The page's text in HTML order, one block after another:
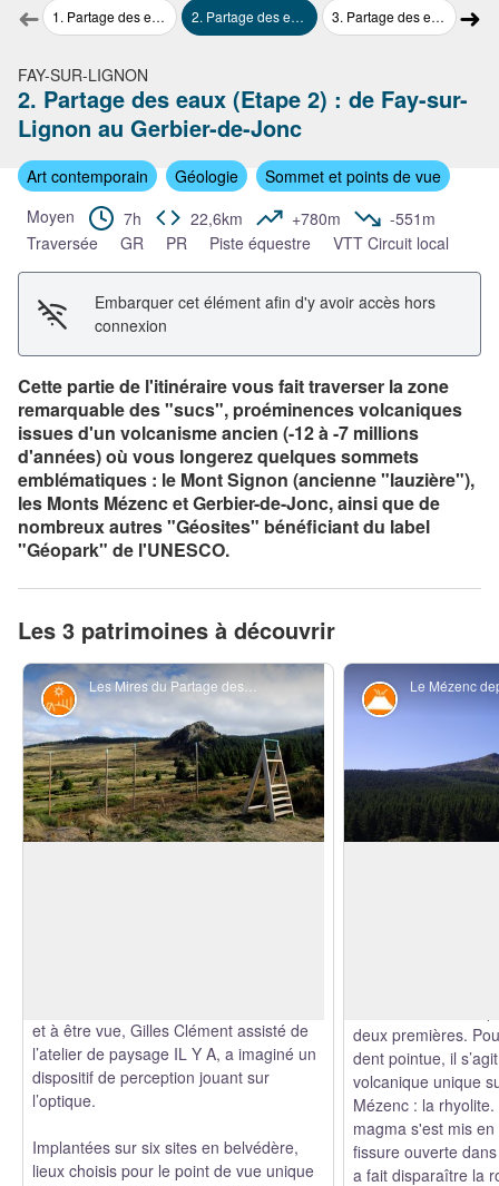
Voir l'image en plein écran
➜Étape précédente
1. Partage des eaux (Etape 1) : de St Agrève à Fay-sur-Lignon 2. Partage des eaux (Etape 2) : de Fay-sur-Lignon au Gerbier-de-Jonc 3. Partage des eaux (Etape 3) : du Gerbier-de-Jonc à Saint-Cirgues en Montagne 4.
➜
FAY-SUR-LIGNON
2. Partage des eaux (Etape 2) : de Fay-sur-
Lignon au Gerbier-de-Jonc
Art contemporain Géologie
Sommet et points de vue
Moyen
7h 22,6km +780m
-551m
Traversée
GR PR Piste équestre VTT Circuit local
Embarquer cet élément afin d'y avoir accès hors
connexion
Cette partie de l'itinéraire vous fait traverser la zone
remarquable des "sucs", proéminences volcaniques
issues d'un volcanisme ancien (-12 à -7 millions
d'années) où vous longerez quelques sommets
emblématiques : le Mont Signon (ancienne "lauzière"),
les Monts Mézenc et Gerbier-de-Jonc, ainsi que de
nombreux autres "Géosites" bénéficiant du label
"Géopark" de l'UNESCO.
Les 3 patrimoines à découvrir
Les Mires du Partage des eaux sur la Roche Pointue à Chaudeyrolles - PNR Monts d'Ardèche
Mire Partage des Eaux
et à être vue, Gilles Clément assisté de
l’atelier de paysage IL Y A, a imaginé un
dispositif de perception jouant sur
l’optique.
Implantées sur six sites en belvédère,
lieux choisis pour le point de vue unique
Géologie
deux premières.
dent pointue, il
volcanique unique
Mézenc : la rhyolite.
magma s'est mis
fissure ouverte
a fait disparaître la